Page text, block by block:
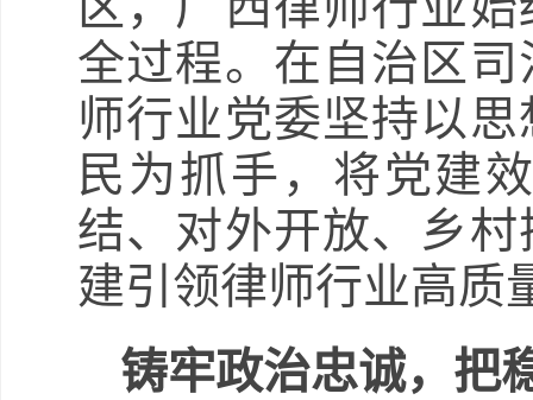
全过程。在自治区
师行业党委坚持以
民为抓手，将党建
结、对外开放、乡
建引领律师行业高质
铸牢政治忠诚，把